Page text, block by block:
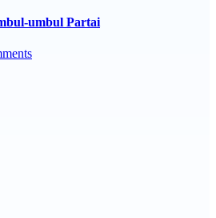
umbul Partai